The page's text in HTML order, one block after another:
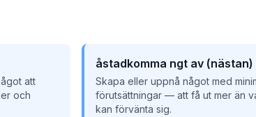
att
och
åstadkomma ngt av
Skapa eller uppnå något med
förutsättningar — att få ut mer än
kan förvänta sig.